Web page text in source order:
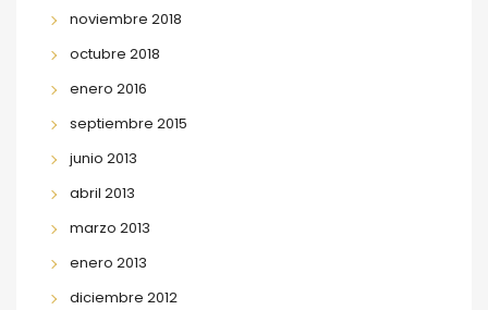
noviembre 2018
octubre 2018
enero 2016
septiembre 2015
junio 2013
abril 2013
marzo 2013
enero 2013
diciembre 2012